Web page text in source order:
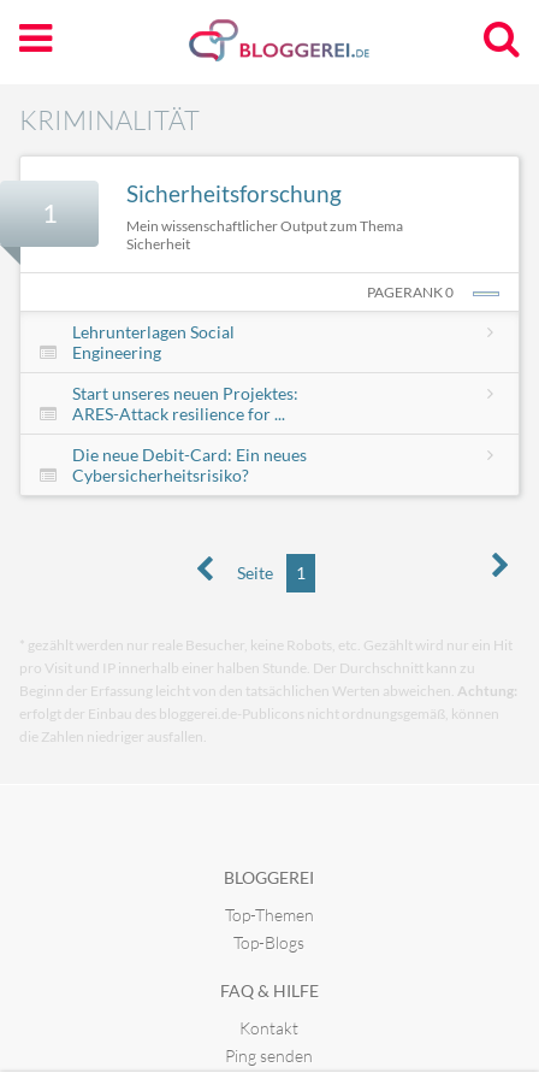
KRIMINALITÄT
1
Sicherheitsforschung
Mein wissenschaftlicher Output zum Thema
Sicherheit
PAGERANK 0
Lehrunterlagen Social
Engineering
Start unseres neuen Projektes:
ARES-Attack resilience for ...
Die neue Debit-Card: Ein neues
Cybersicherheitsrisiko?
Seite 1
* gezählt werden nur reale Besucher, keine Robots, etc. Gezählt wird nur ein Hit
pro Visit und IP innerhalb einer halben Stunde. Der Durchschnitt kann zu
Beginn der Erfassung leicht von den tatsächlichen Werten abweichen. Achtung:
erfolgt der Einbau des bloggerei.de-Publicons nicht ordnungsgemäß, können
die Zahlen niedriger ausfallen.
BLOGGEREI
Top-Themen
Top-Blogs
FAQ & HILFE
Kontakt
Ping senden